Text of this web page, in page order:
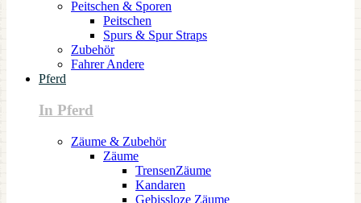
Peitschen & Sporen
Peitschen
Spurs & Spur Straps
Zubehör
Fahrer Andere
Pferd
In Pferd
Zäume & Zubehör
Zäume
TrensenZäume
Kandaren
Gebissloze Zäume